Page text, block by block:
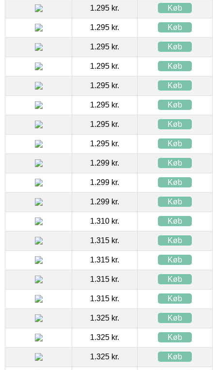
1.295 kr. Køb
1.295 kr. Køb
1.295 kr. Køb
1.295 kr. Køb
1.295 kr. Køb
1.295 kr. Køb
1.295 kr. Køb
1.295 kr. Køb
1.299 kr. Køb
1.299 kr. Køb
1.299 kr. Køb
1.310 kr. Køb
1.315 kr. Køb
1.315 kr. Køb
1.315 kr. Køb
1.315 kr. Køb
1.325 kr. Køb
1.325 kr. Køb
1.325 kr. Køb